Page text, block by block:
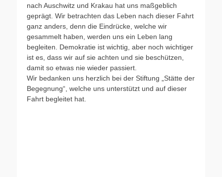
nach Auschwitz und Krakau hat uns maßgeblich
geprägt. Wir betrachten das Leben nach dieser Fahrt
ganz anders, denn die Eindrücke, welche wir
gesammelt haben, werden uns ein Leben lang
begleiten. Demokratie ist wichtig, aber noch wichtiger
ist es, dass wir auf sie achten und sie beschützen,
damit so etwas nie wieder passiert.
Wir bedanken uns herzlich bei der Stiftung „Stätte der
Begegnung“, welche uns unterstützt und auf dieser
Fahrt begleitet hat.